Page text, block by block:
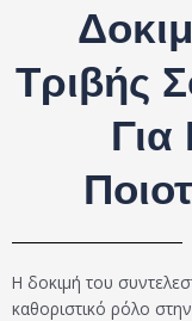
Τριβής
Η δοκιμή του
καθοριστικό ρόλο